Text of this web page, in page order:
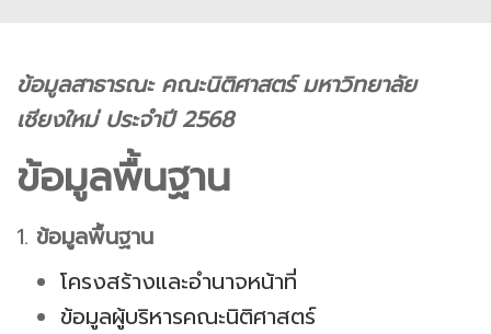
ข้อมูลสาธารณะ คณะนิติศาสตร์ มหาวิทยาลัย
เชียงใหม่ ประจำปี 2568
ข้อมูลพื้นฐาน
1. ข้อมูลพื้นฐาน
โครงสร้างและอำนาจหน้าที่
ข้อมูลผู้บริหารคณะนิติศาสตร์